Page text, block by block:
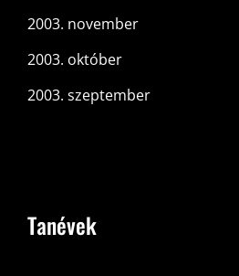
2003. november
2003. október
2003. szeptember
Tanévek